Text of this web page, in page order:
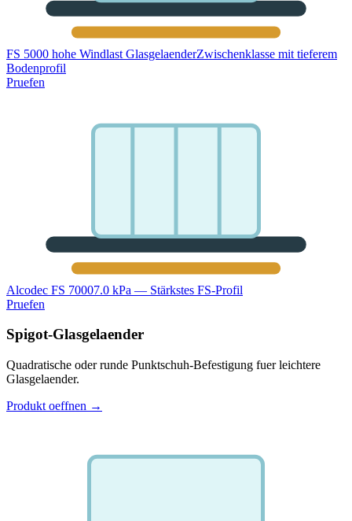
FS 5000 hohe Windlast GlasgelaenderZwischenklasse mit tieferem
Bodenprofil
Pruefen
Alcodec FS 70007.0 kPa — Stärkstes FS-Profil
Pruefen
Spigot-Glasgelaender
Quadratische oder runde Punktschuh-Befestigung fuer leichtere
Glasgelaender.
Produkt oeffnen →